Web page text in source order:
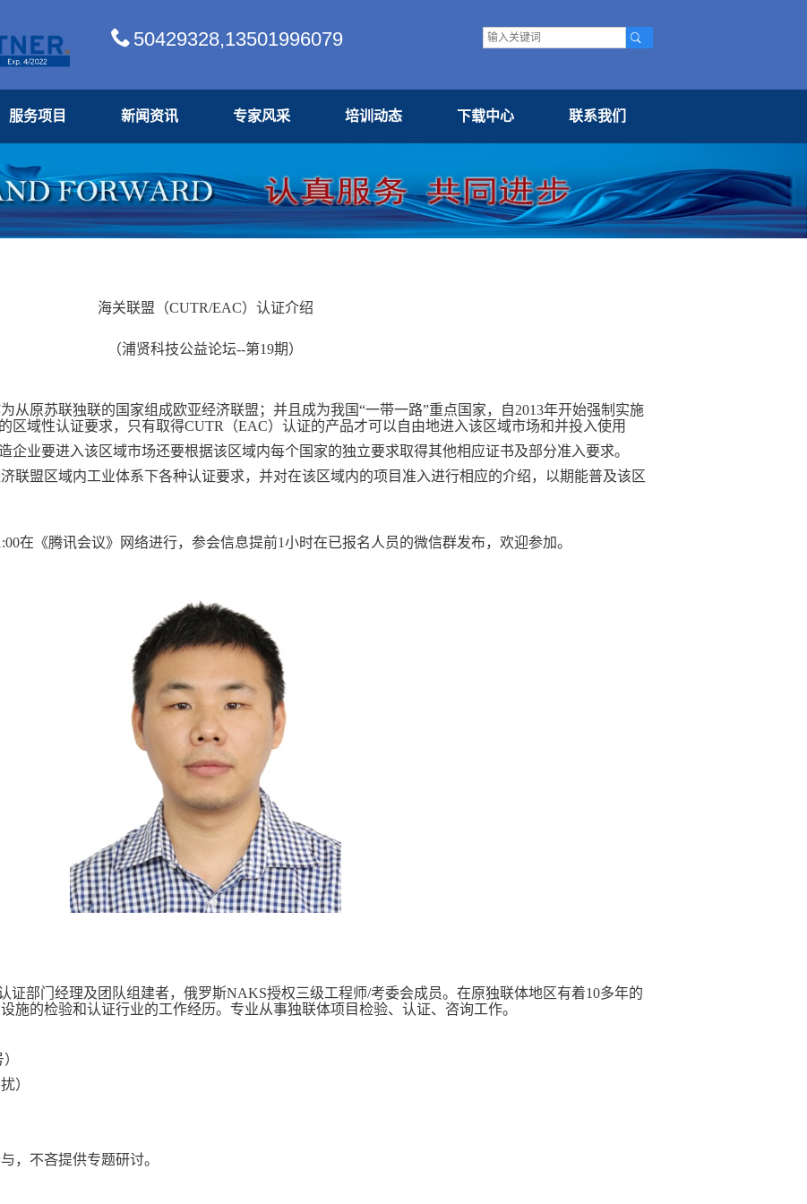
50429328,13501996079
服务项目 新闻资讯 专家风采 培训动态 下载中心 联系我们
海关联盟（CUTR/EAC）认证介绍
（浦贤科技公益论坛--第19期）
从原苏联独联的国家组成欧亚经济联盟；并且成为我国“一带一路”重点国家，自2013年开始强制实施
区域性认证要求，只有取得CUTR（EAC）认证的产品才可以自由地进入该区域市场和并投入使用
企业要进入该区域市场还要根据该区域内每个国家的独立要求取得其他相应证书及部分准入要求。
联盟区域内工业体系下各种认证要求，并对在该区域内的项目准入进行相应的介绍，以期能普及该区
在《腾讯会议》网络进行，参会信息提前1小时在已报名人员的微信群发布，欢迎参加。
证部门经理及团队组建者，俄罗斯NAKS授权三级工程师/考委会成员。在原独联体地区有着10多年的
施的检验和认证行业的工作经历。专业从事独联体项目检验、认证、咨询工作。
）
，不吝提供专题研讨。